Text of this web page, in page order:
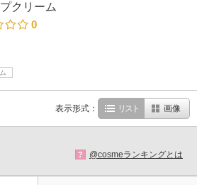
クリーム
0
表示形式： リスト 画像
? @cosmeランキングとは